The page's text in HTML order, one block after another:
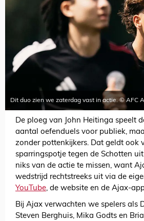
Dit duo zien we zaterdag vast in actie. © AFC
De ploeg van John Heitinga speelt
aantal oefenduels voor publiek,
zonder pottenkijkers. Dat geldt ook
sparringspotje tegen de Schotten
niks van de actie te missen, want
wedstrijd rechtstreeks uit via de
YouTube, de website en de Ajax-
Bij Ajax verwachten we spelers als
Steven Berghuis, Mika Godts en